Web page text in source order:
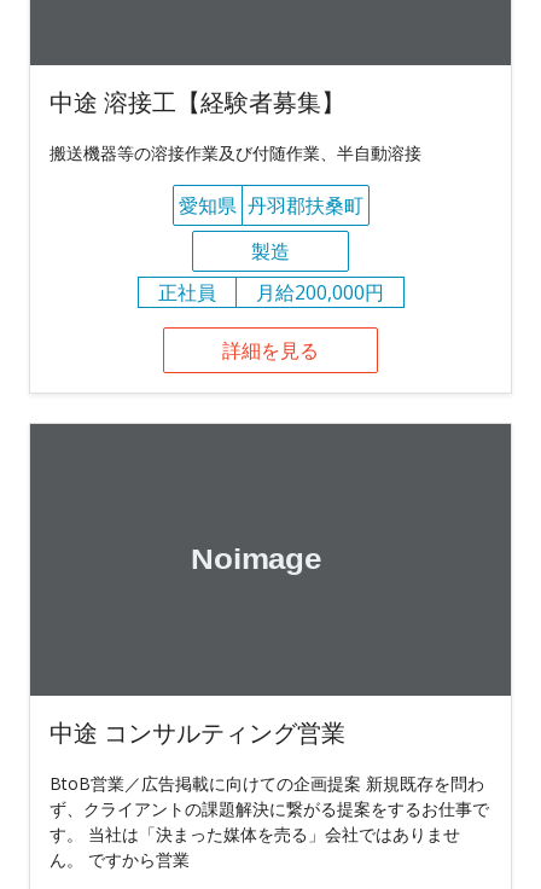
中途 溶接工【経験者募集】
搬送機器等の溶接作業及び付随作業、半自動溶接
愛知県 丹羽郡扶桑町
製造
正社員
月給200,000円
詳細を見る
中途 コンサルティング営業
BtoB営業／広告掲載に向けての企画提案 新規既存を問わ
ず、クライアントの課題解決に繋がる提案をするお仕事で
す。 当社は「決まった媒体を売る」会社ではありませ
ん。 ですから営業